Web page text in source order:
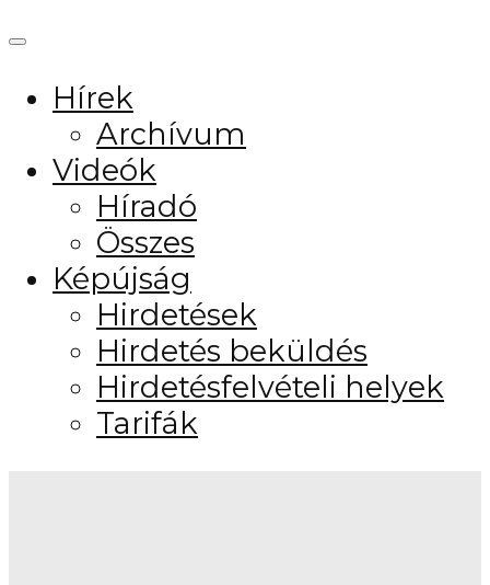
Hírek
Archívum
Videók
Híradó
Összes
Képújság
Hirdetések
Hirdetés beküldés
Hirdetésfelvételi helyek
Tarifák